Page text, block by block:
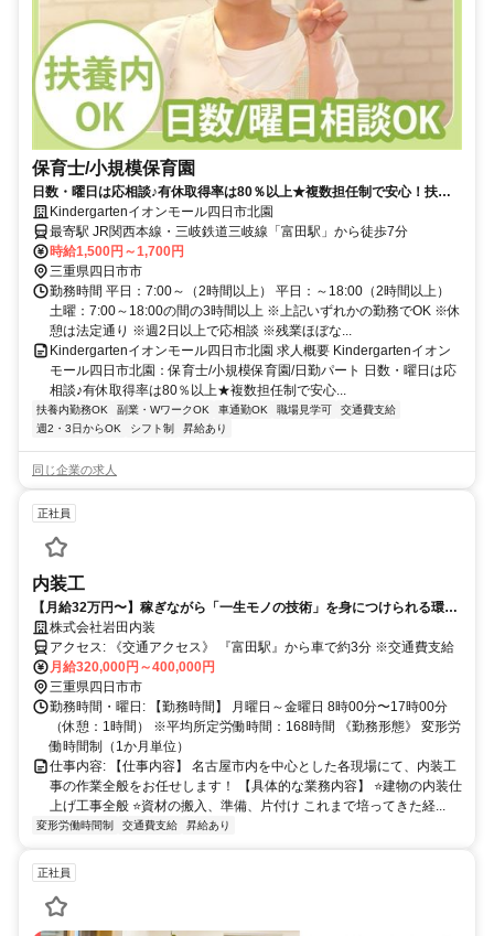
保育士/小規模保育園
日数・曜日は応相談♪有休取得率は80％以上★複数担任制で安心！扶養
内OK◇0～2歳児対象・定員19名【四日市市・富田駅・小規模保育園・
保育士・パート】
Kindergartenイオンモール四日市北園
最寄駅 JR関西本線・三岐鉄道三岐線「富田駅」から徒歩7分
時給1,500円～1,700円
三重県四日市市
勤務時間 平日：7:00～（2時間以上） 平日：～18:00（2時間以上）
土曜：7:00～18:00の間の3時間以上 ※上記いずれかの勤務でOK ※休
憩は法定通り ※週2日以上で応相談 ※残業ほぼな...
Kindergartenイオンモール四日市北園 求人概要 Kindergartenイオン
モール四日市北園：保育士/小規模保育園/日勤パート 日数・曜日は応
相談♪有休取得率は80％以上★複数担任制で安心...
扶養内勤務OK 副業・WワークOK 車通勤OK 職場見学可
交通費支給
週2・3日からOK
シフト制 昇給あり
同じ企業の求人
正社員
内装工
【月給32万円〜】稼ぎながら「一生モノの技術」を身につけられる環境
です！
株式会社岩田内装
アクセス: 《交通アクセス》 『富田駅』から車で約3分 ※交通費支給
月給320,000円～400,000円
三重県四日市市
勤務時間・曜日: 【勤務時間】 月曜日～金曜日 8時00分〜17時00分
（休憩：1時間） ※平均所定労働時間：168時間 《勤務形態》 変形労
働時間制（1か月単位）
仕事内容: 【仕事内容】 名古屋市内を中心とした各現場にて、内装工
事の作業全般をお任せします！ 【具体的な業務内容】 ⭐建物の内装仕
上げ工事全般 ⭐資材の搬入、準備、片付け これまで培ってきた経...
変形労働時間制 交通費支給 昇給あり
正社員